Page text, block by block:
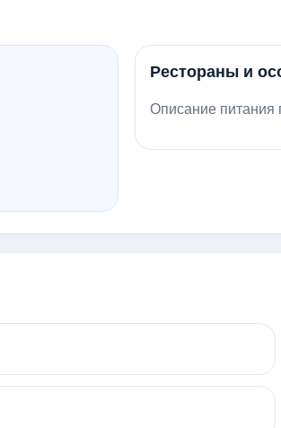
Рестораны и
Описание питания